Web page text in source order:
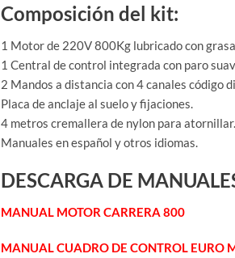
Composición del kit:
1 Motor de 220V 800Kg lubricado con
1 Central de control integrada con paro
2 Mandos a distancia con 4 canales código
Placa de anclaje al suelo y fijaciones.
4 metros cremallera de nylon para atornillar.
Manuales en español y otros idiomas.
DESCARGA DE
MANUAL MOTOR CARRERA 800
MANUAL CUADRO DE CONTROL EURO